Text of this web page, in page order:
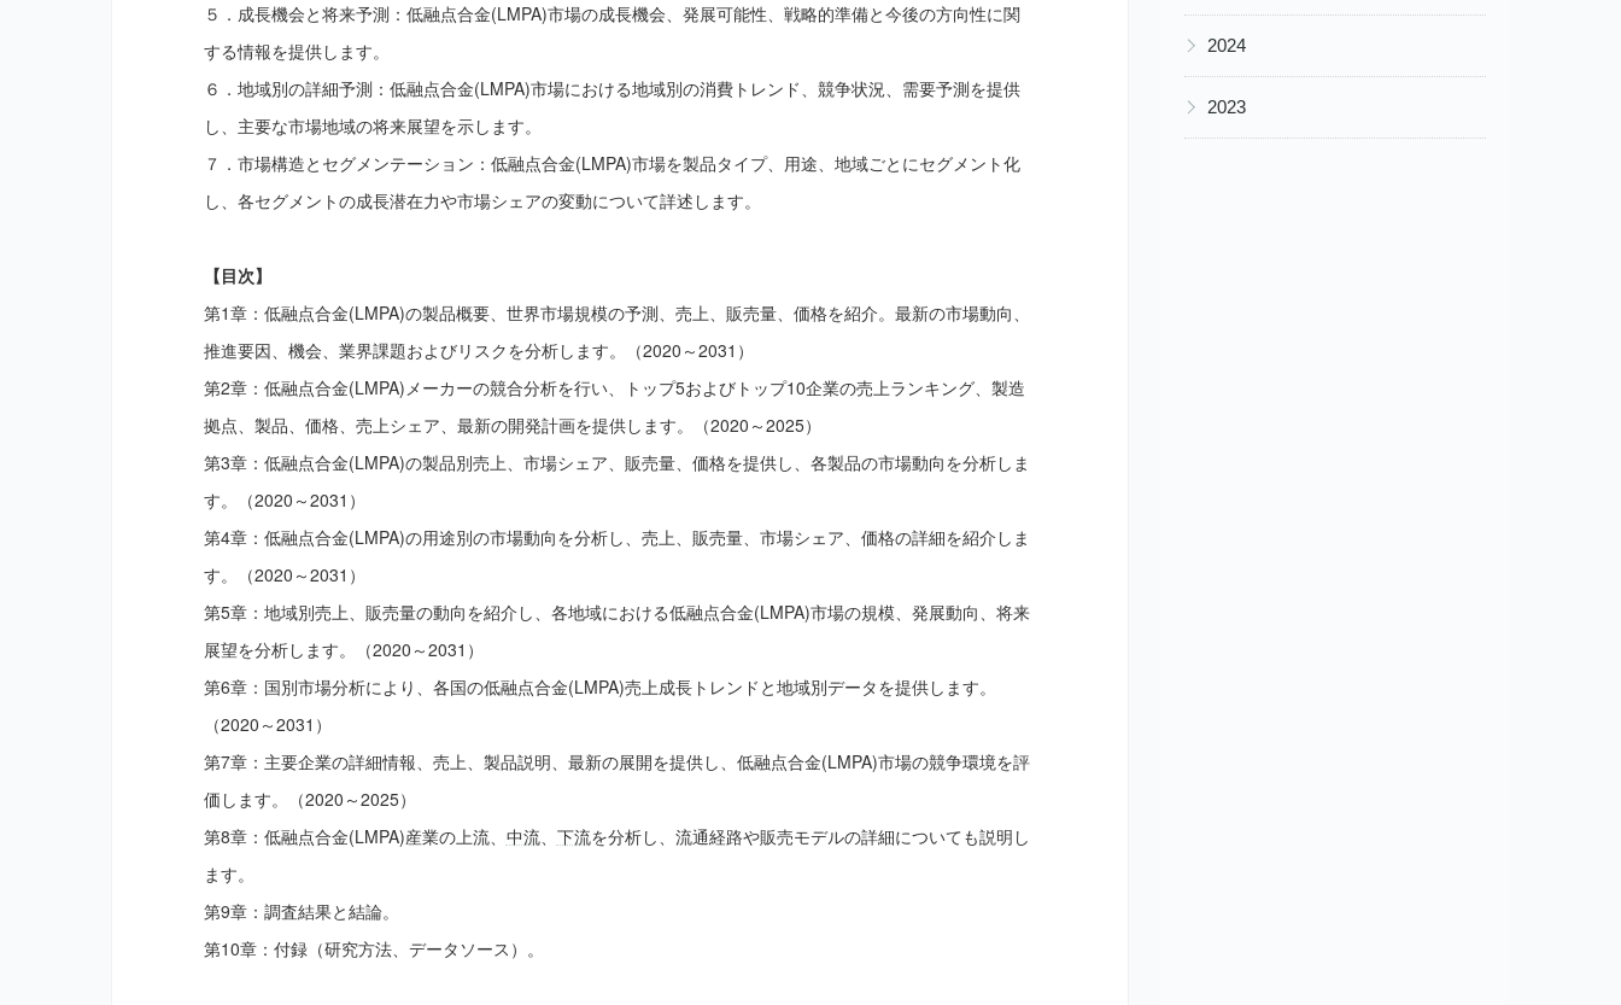
５．成長機会と将来予測：低融点合金(LMPA)市場の成長機会、発展可能性、戦略的準備と今後の方向性に関
する情報を提供します。
６．地域別の詳細予測：低融点合金(LMPA)市場における地域別の消費トレンド、競争状況、需要予測を提供
し、主要な市場地域の将来展望を示します。
７．市場構造とセグメンテーション：低融点合金(LMPA)市場を製品タイプ、用途、地域ごとにセグメント化
し、各セグメントの成長潜在力や市場シェアの変動について詳述します。
【目次】
第1章：低融点合金(LMPA)の製品概要、世界市場規模の予測、売上、販売量、価格を紹介。最新の市場動向、
推進要因、機会、業界課題およびリスクを分析します。（2020～2031）
第2章：低融点合金(LMPA)メーカーの競合分析を行い、トップ5およびトップ10企業の売上ランキング、製造
拠点、製品、価格、売上シェア、最新の開発計画を提供します。（2020～2025）
第3章：低融点合金(LMPA)の製品別売上、市場シェア、販売量、価格を提供し、各製品の市場動向を分析しま
す。（2020～2031）
第4章：低融点合金(LMPA)の用途別の市場動向を分析し、売上、販売量、市場シェア、価格の詳細を紹介しま
す。（2020～2031）
第5章：地域別売上、販売量の動向を紹介し、各地域における低融点合金(LMPA)市場の規模、発展動向、将来
展望を分析します。（2020～2031）
第6章：国別市場分析により、各国の低融点合金(LMPA)売上成長トレンドと地域別データを提供します。
（2020～2031）
第7章：主要企業の詳細情報、売上、製品説明、最新の展開を提供し、低融点合金(LMPA)市場の競争環境を評
価します。（2020～2025）
第8章：低融点合金(LMPA)産業の上流、 中流、 下流を分析し、流通経路や販売モデルの詳細についても説明し
ます。
第9章：調査結果と結論。
第10章：付録（研究方法、データソース）。
▶ 2024
▶ 2023